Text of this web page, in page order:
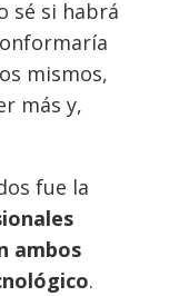
sé si habrá
mismos,
más y,
fue la
ambos
.